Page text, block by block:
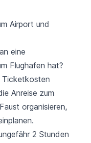
Airport und
eine
Flughafen hat?
Ticketkosten
Anreise zum
organisieren,
2 Stunden